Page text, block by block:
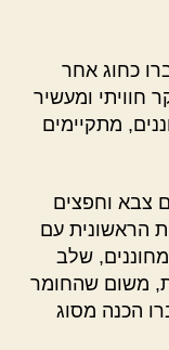
כחוג אחר
חוויתי ומעשיר
מתקיימים
צבא וחפצים
הראשונית עם
שלב
משום שהחומר
הכנה מסוג